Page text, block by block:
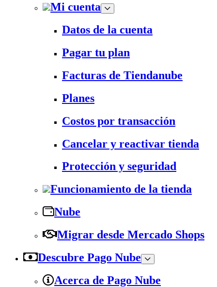
Mi cuenta
Datos de la cuenta
Pagar tu plan
Facturas de Tiendanube
Planes
Costos por transacción
Cancelar y reactivar tienda
Protección y seguridad
Funcionamiento de la tienda
Nube
Migrar desde Mercado Shops
Descubre Pago Nube
Acerca de Pago Nube